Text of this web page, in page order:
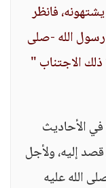
فانظر
الله -صلى
ذلك الاجتناب "
الأحاديث
إليه، ولأجل
الله عليه